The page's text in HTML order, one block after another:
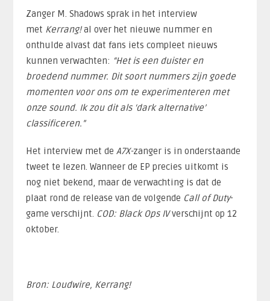
Zanger M. Shadows sprak in het interview
met Kerrang!al over het nieuwe nummer en
onthulde alvast dat fans iets compleet nieuws
kunnen verwachten: “Het is een duister en
broedend nummer. Dit soort nummers zijn goede
momenten voor ons om te experimenteren met
onze sound. Ik zou dit als ‘dark alternative’
classificeren.”
Het interview met de A7X-zanger is in onderstaande
tweet te lezen. Wanneer de EP precies uitkomt is
nog niet bekend, maar de verwachting is dat de
plaat rond de release van de volgende Call of Duty-
game verschijnt. COD: Black Ops IVverschijnt op 12
oktober.
Bron: Loudwire, Kerrang!